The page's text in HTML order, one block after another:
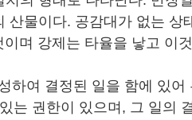
산물이다. 공감대가 없는 상
이며 강제는 타율을 낳고 이
하여 결정된 일을 함에 있
는 권한이 있으며, 그 일의